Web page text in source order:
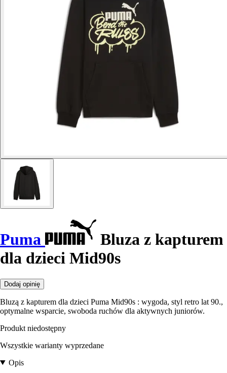
Puma
Bluza z kapturem
dla dzieci Mid90s
Dodaj opinię
Bluzą z kapturem dla dzieci Puma Mid90s : wygoda, styl retro lat 90.,
optymalne wsparcie, swoboda ruchów dla aktywnych juniorów.
Produkt niedostępny
Wszystkie warianty wyprzedane
Opis